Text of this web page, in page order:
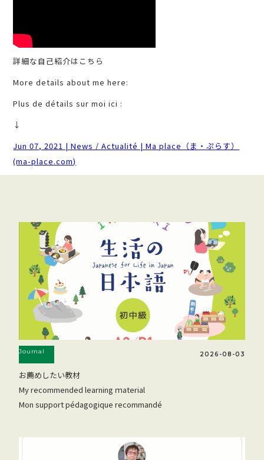
詳細な自己紹介はこちら
More details about me here:
Plus de détails sur moi ici :
↓
Jun 07, 2021 | News / Actualité | Ma place（ま・ぷらす）
(ma-place.com)
Journal 2026-08-03
お薦めしたい教材
My recommended learning ｍaterial
Mon support pédagogique recommandé